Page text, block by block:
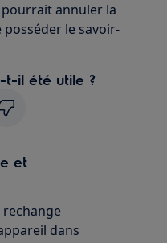
annuler la
le savoir-
t-il été utile ?
et
rechange
dans